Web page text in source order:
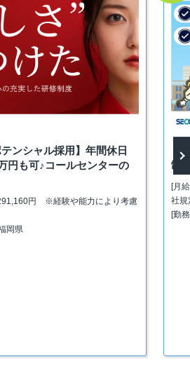
ンシャル採用】年間休日
円も可♪コールセンターの
円 ※経験や能力により考慮
岡県
【
制
[月
社規
[勤
Next